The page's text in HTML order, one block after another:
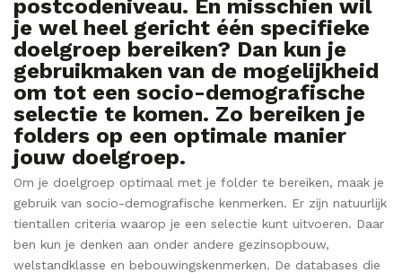
postcodeniveau. En misschien wil
je wel heel gericht één specifieke
doelgroep bereiken? Dan kun je
gebruikmaken van de mogelijkheid
om tot een socio-demografische
selectie te komen. Zo bereiken je
folders op een optimale manier
jouw doelgroep.
Om je doelgroep optimaal met je folder te bereiken, maak je
gebruik van socio-demografische kenmerken. Er zijn natuurlijk
tientallen criteria waarop je een selectie kunt uitvoeren. Daar
ben kun je denken aan onder andere gezinsopbouw,
welstandklasse en bebouwingskenmerken. De databases die